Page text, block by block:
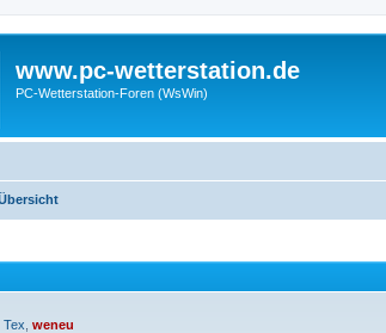
www.pc-wetterstation.de
PC-Wetterstation-Foren (WsWin)
Tex weneu